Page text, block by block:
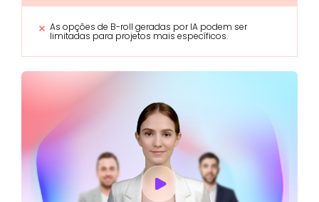
As opções de B-roll geradas por IA podem ser
limitadas para projetos mais específicos.